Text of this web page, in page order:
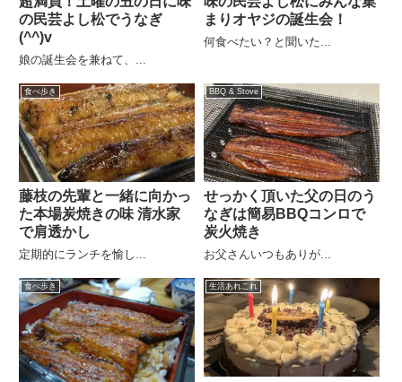
の民芸よし松でうなぎ
(^^)v
娘の誕生会を兼ねて、...
まりオヤジの誕生会！
何食べたい？と聞いた...
食べ歩き
藤枝の先輩と一緒に向かっ
た本場炭焼きの味 清水家
で肩透かし
定期的にランチを愉し...
BBQ & Stove
せっかく頂いた父の日のう
なぎは簡易BBQコンロで
炭火焼き
お父さんいつもありが...
食べ歩き 生活あれこれ